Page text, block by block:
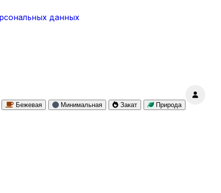
данных
Бежевая Минимальная Закат Природа